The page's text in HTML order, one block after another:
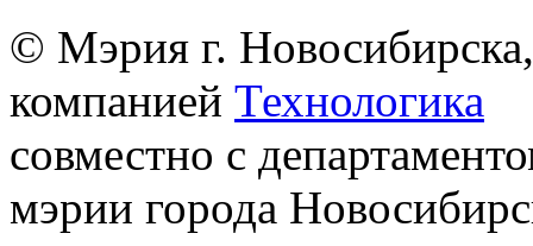
© Мэрия г.
компанией Технологика
совместно с
мэрии города